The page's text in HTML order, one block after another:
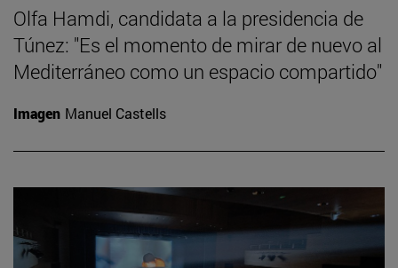
Olfa Hamdi, candidata a la presidencia de
Túnez: "Es el momento de mirar de nuevo al
Mediterráneo como un espacio compartido"
Imagen Manuel Castells